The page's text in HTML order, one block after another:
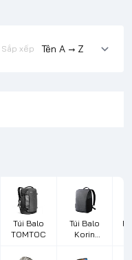
Sắp xếp
Túi Balo
TOMTOC
Túi Balo
Korin